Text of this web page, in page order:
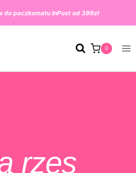
do paczkomatu InPost od 399zł
0
rzęs